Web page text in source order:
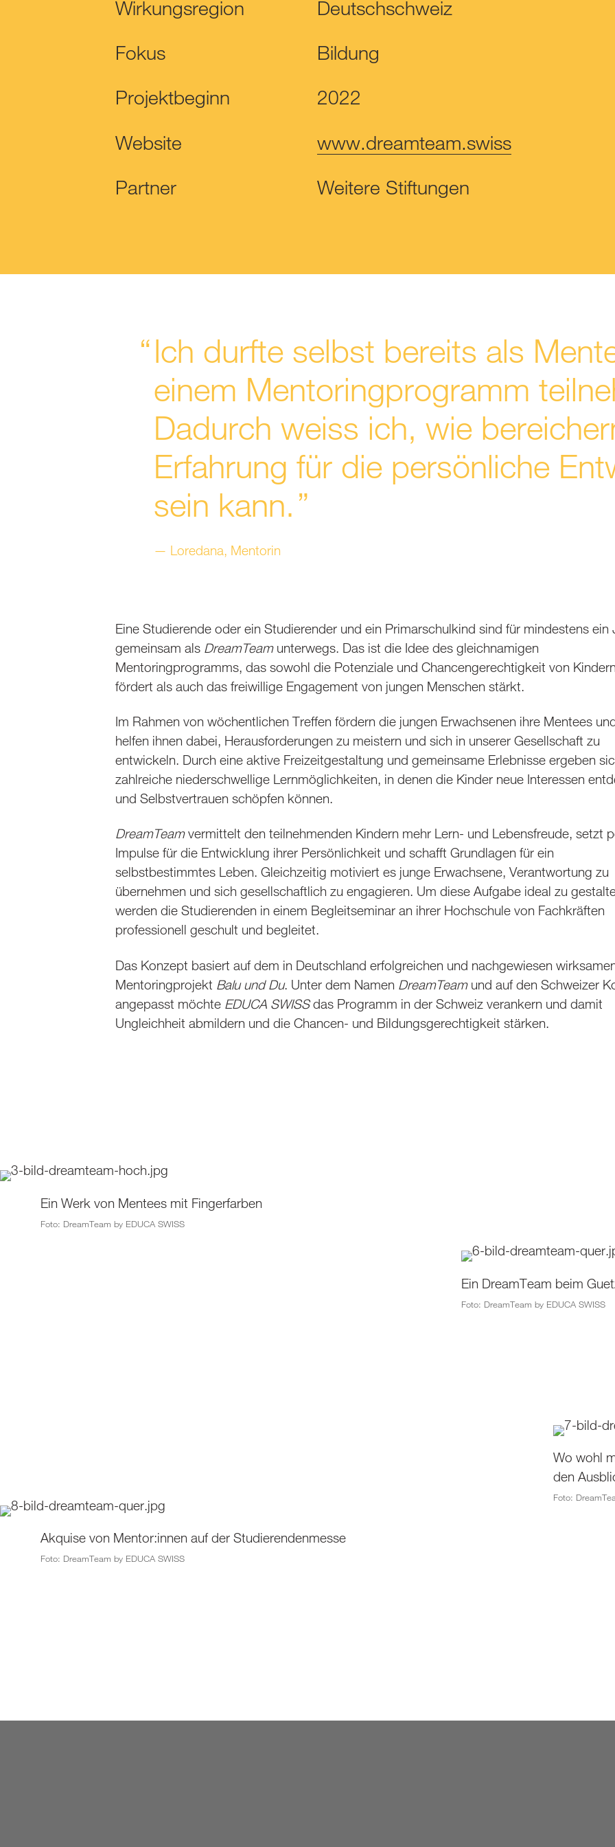
Wirkungsregion
Deutschschweiz
Fokus
Bildung
Projektbeginn
2022
Website
www.dreamteam.swiss
Partner
Weitere Stiftungen
Ich durfte selbst bereits als
einem Mentoringprogramm
Dadurch weiss ich, wie
Erfahrung für die persönliche
sein kann.
Loredana, Mentorin
Eine Studierende oder ein Studierender und ein Primarschulkind sind für mindestens ein
gemeinsam als DreamTeamunterwegs. Das ist die Idee des gleichnamigen
Mentoringprogramms, das sowohl die Potenziale und Chancengerechtigkeit von Kindern
fördert als auch das freiwillige Engagement von jungen Menschen stärkt.
Im Rahmen von wöchentlichen Treffen fördern die jungen Erwachsenen ihre Mentees
helfen ihnen dabei, Herausforderungen zu meistern und sich in unserer Gesellschaft zu
entwickeln. Durch eine aktive Freizeitgestaltung und gemeinsame Erlebnisse ergeben
zahlreiche niederschwellige Lernmöglichkeiten, in denen die Kinder neue Interessen
und Selbstvertrauen schöpfen können.
DreamTeamvermittelt den teilnehmenden Kindern mehr Lern- und Lebensfreude, setzt
Impulse für die Entwicklung ihrer Persönlichkeit und schafft Grundlagen für ein
selbstbestimmtes Leben. Gleichzeitig motiviert es junge Erwachsene, Verantwortung zu
übernehmen und sich gesellschaftlich zu engagieren. Um diese Aufgabe ideal zu
werden die Studierenden in einem Begleitseminar an ihrer Hochschule von Fachkräften
professionell geschult und begleitet.
Das Konzept basiert auf dem in Deutschland erfolgreichen und nachgewiesen
Mentoringprojekt Balu und Du. Unter dem Namen DreamTeamund auf den Schweizer
angepasst möchte EDUCA SWISSdas Programm in der Schweiz verankern und damit
Ungleichheit abmildern und die Chancen- und Bildungsgerechtigkeit stärken.
Ein Werk von Mentees mit Fingerfarben
Foto: DreamTeam by EDUCA SWISS
Ein DreamTeam beim
Foto: DreamTeam by EDUCA SWISS
Akquise von Mentor:innen auf der Studierendenmesse
Foto: DreamTeam by EDUCA SWISS
Wo wohl
den
Foto: